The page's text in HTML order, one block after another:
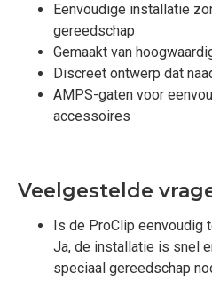
Eenvoudige installatie
gereedschap
Gemaakt van
Discreet ontwerp dat
AMPS-gaten voor
accessoires
Veelgestelde
Is de ProClip eenvoudig
Ja, de installatie is snel
speciaal gereedschap